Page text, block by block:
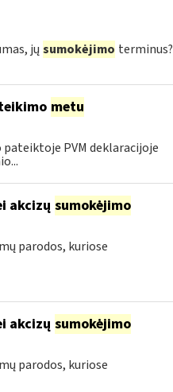
jų sumokėjimo terminus?
metu
pateiktoje PVM deklaracijoje
akcizų sumokėjimo
parodos, kuriose
akcizų sumokėjimo
parodos, kuriose